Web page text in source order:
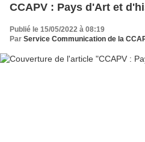
CCAPV : Pays d'Art et
Publié le 15/05/2022 à 08:19
Par Service Communication de la